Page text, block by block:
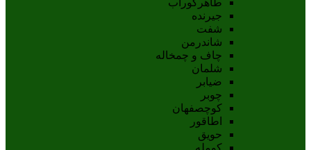
جیرنده
شفت
شاندرمن
چاف و چمخاله
شلمان
ضیابر
چوبر
کوچصفهان
اطاقور
حویق
کومله